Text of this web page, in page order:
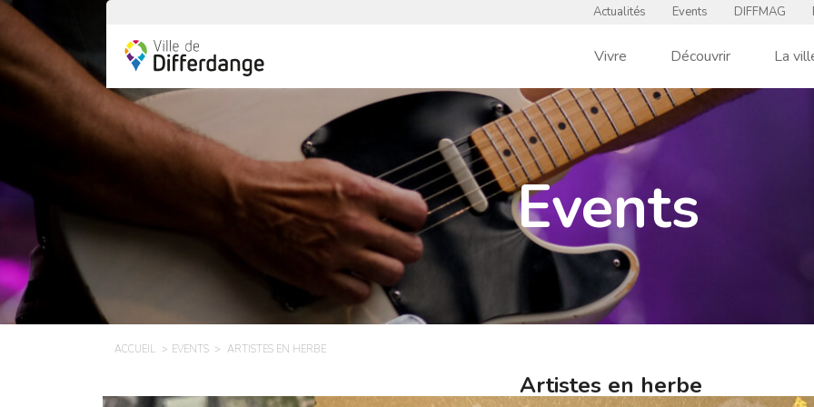
Actualités Events DIFFMAG
Vivre Découvrir La
Events
ACCUEIL EVENTS ARTISTES EN HERBE
Artistes en herbe